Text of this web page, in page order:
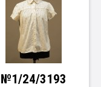
№1/24/3193